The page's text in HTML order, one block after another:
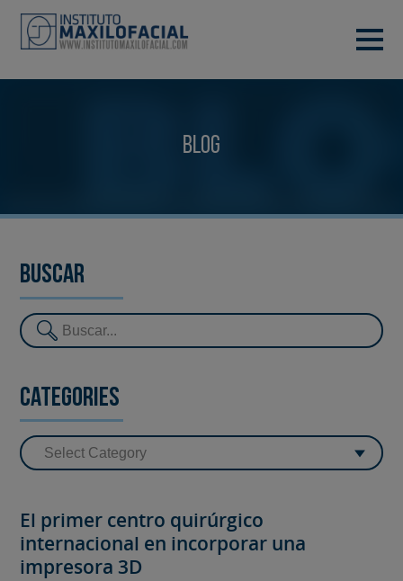
Blog
Buscar
Categories
El primer centro quirúrgico
internacional en incorporar una
impresora 3D